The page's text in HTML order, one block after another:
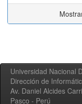
Universidad Nacional
Dirección de
Av. Daniel Alcides
Pasco - Perú